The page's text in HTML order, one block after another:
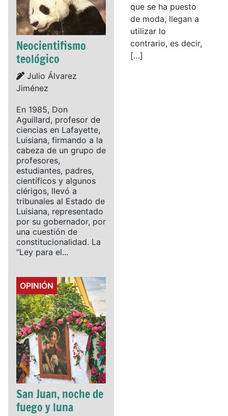
Neocientifismo
teológico
Details
Julio Álvarez
Jiménez
En 1985, Don
Aguillard, profesor de
ciencias en Lafayette,
Luisiana, firmando a la
cabeza de un grupo de
profesores,
estudiantes, padres,
científicos y algunos
clérigos, llevó a
tribunales al Estado de
Luisiana, representado
por su gobernador, por
una cuestión de
constitucionalidad. La
“Ley para el...
Details
OPINIÓN
San Juan, noche de
fuego y luna
que se ha puesto
de moda, llegan a
utilizar lo
contrario, es decir,
[…]